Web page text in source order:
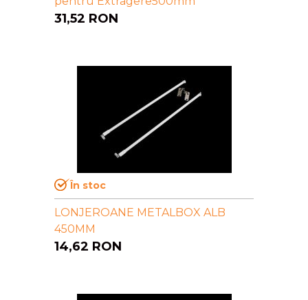
31,52 RON
În stoc
LONJEROANE METALBOX ALB
450MM
14,62 RON